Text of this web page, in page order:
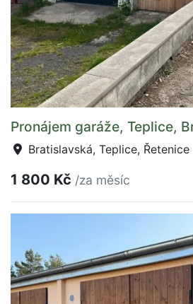
Pronájem garáže, Teplice,
Bratislavská, Teplice, Řetenice
1 800 Kč /za měsíc